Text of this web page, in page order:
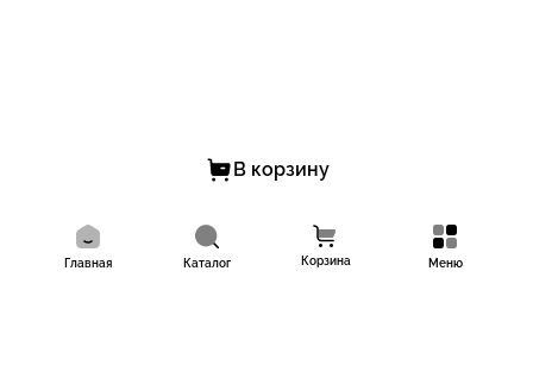
В корзину
Главная Каталог Корзина Меню